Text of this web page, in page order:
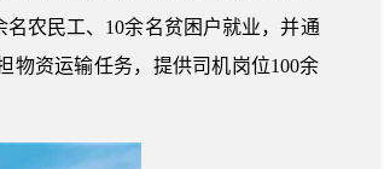
农民工、10余名贫困户就业，并通
物资运输任务，提供司机岗位100余